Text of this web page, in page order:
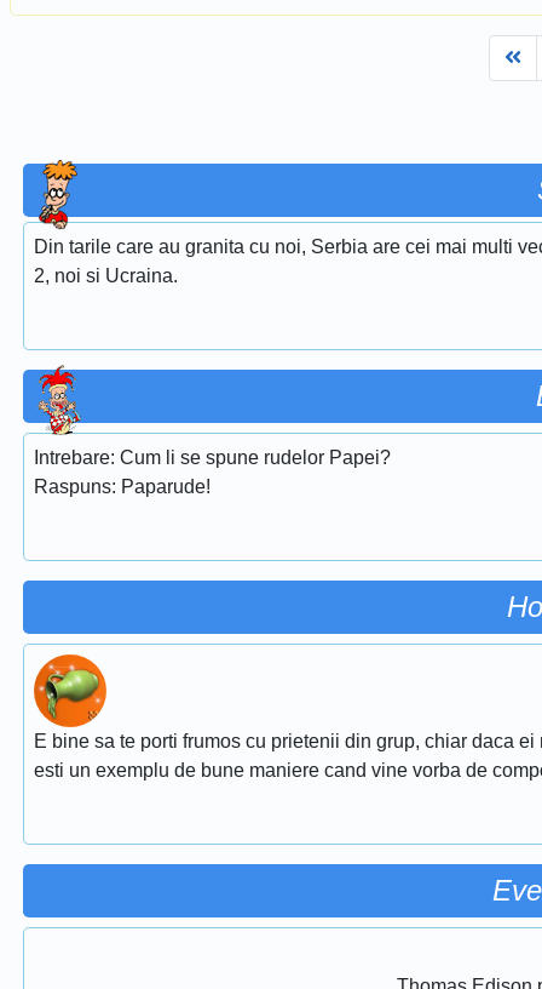
Din tarile care au granita cu noi, Serbia are cei mai multi
2, noi si Ucraina.
Intrebare: Cum li se spune rudelor Papei?
Raspuns: Paparude!
E bine sa te porti frumos cu prietenii din grup, chiar daca
esti un exemplu de bune maniere cand vine vorba de